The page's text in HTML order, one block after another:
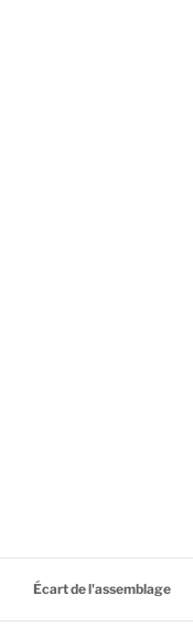
Écart de l'assemblage